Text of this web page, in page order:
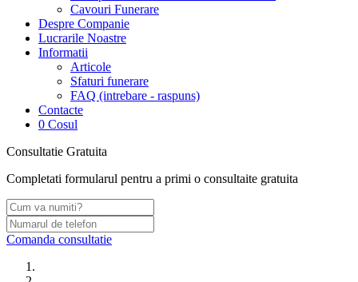
Cavouri Funerare
Despre Companie
Lucrarile Noastre
Informatii
Articole
Sfaturi funerare
FAQ (intrebare - raspuns)
Contacte
0 Cosul
Consultatie Gratuita
Completati formularul pentru a primi o consultaite gratuita
Comanda consultatie